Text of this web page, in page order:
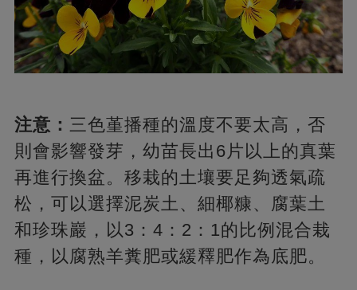
注意： 三色堇播種的溫度不要太高，否
則會影響發芽，幼苗長出6片以上的真葉
再進行換盆。移栽的土壤要足夠透氣疏
松，可以選擇泥炭土、細椰糠、腐葉土
和珍珠巖，以3：4：2：1的比例混合栽
種，以腐熟羊糞肥或緩釋肥作為底肥。